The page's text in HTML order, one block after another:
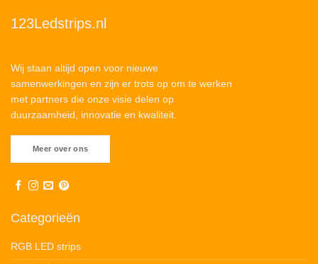
123Ledstrips.nl
Wij staan altijd open voor nieuwe
samenwerkingen en zijn er trots op om te werken
met partners die onze visie delen op
duurzaamheid, innovatie en kwaliteit.
Meer over ons
Categorieën
RGB LED strips